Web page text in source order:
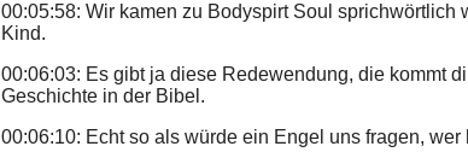
00:05:58: Wir kamen zu Bodyspirt Soul sprichwörtlich
Kind.
00:06:03: Es gibt ja diese Redewendung, die kommt
Geschichte in der Bibel.
00:06:10: Echt so als würde ein Engel uns fragen, wer